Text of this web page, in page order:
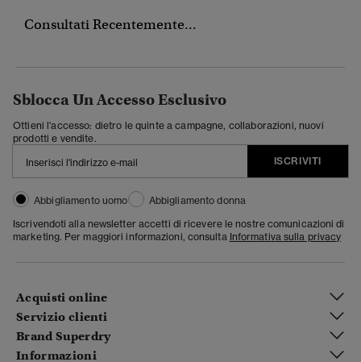
Consultati Recentemente...
Sblocca Un Accesso Esclusivo
Ottieni l'accesso: dietro le quinte a campagne, collaborazioni, nuovi
prodotti e vendite.
ISCRIVITI
Abbigliamento uomo
Abbigliamento donna
Iscrivendoti alla newsletter accetti di ricevere le nostre comunicazioni di
marketing. Per maggiori informazioni, consulta Informativa sulla privacy
Acquisti online
Servizio clienti
Brand Superdry
Informazioni